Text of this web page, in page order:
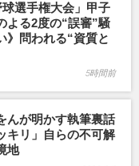
球選手権大会」甲子
よる2度の“誤審”騒
》問われる“資質と
5時間前
んが明かす執筆裏話
キリ」自らの不可解
地